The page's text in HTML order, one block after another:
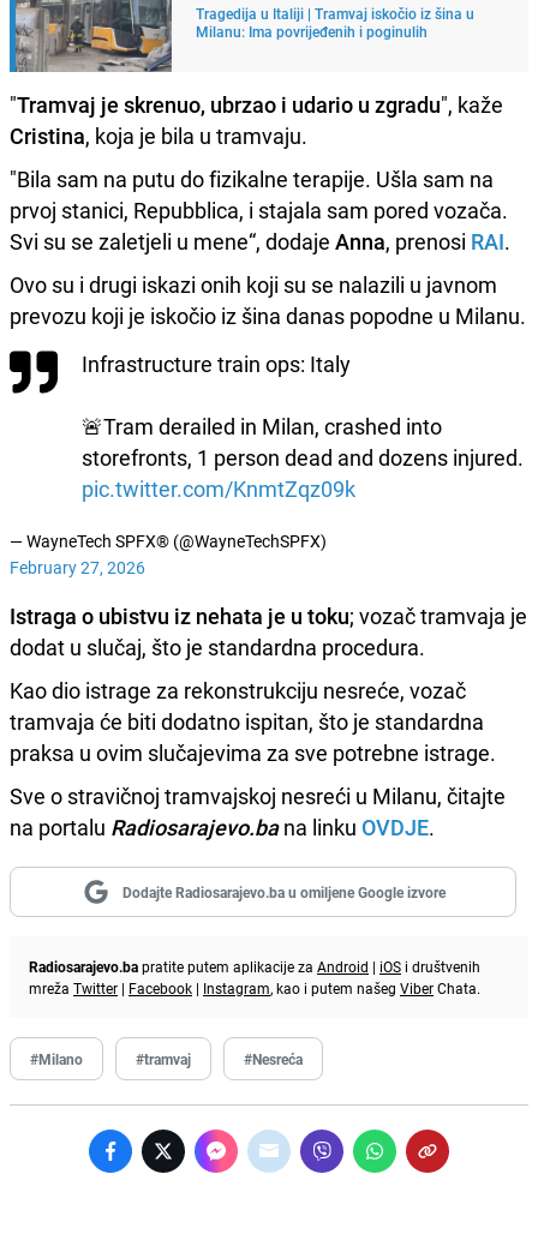
Tragedija u Italiji | Tramvaj iskočio iz šina u
Milanu: Ima povrijeđenih i poginulih
"Tramvaj je skrenuo, ubrzao i udario u zgradu", kaže
Cristina, koja je bila u tramvaju.
"Bila sam na putu do fizikalne terapije. Ušla sam na
prvoj stanici, Repubblica, i stajala sam pored vozača.
Svi su se zaletjeli u mene“, dodaje Anna, prenosi RAI.
Ovo su i drugi iskazi onih koji su se nalazili u javnom
prevozu koji je iskočio iz šina danas popodne u Milanu.
Infrastructure train ops: Italy
🚨Tram derailed in Milan, crashed into
storefronts, 1 person dead and dozens injured.
pic.twitter.com/KnmtZqz09k
— WayneTech SPFX®️ (@WayneTechSPFX)
February 27, 2026
Istraga o ubistvu iz nehata je u toku; vozač tramvaja je
dodat u slučaj, što je standardna procedura.
Kao dio istrage za rekonstrukciju nesreće, vozač
tramvaja će biti dodatno ispitan, što je standardna
praksa u ovim slučajevima za sve potrebne istrage.
Sve o stravičnoj tramvajskoj nesreći u Milanu, čitajte
na portalu Radiosarajevo.bana linku OVDJE.
Dodajte Radiosarajevo.ba u omiljene Google izvore
Radiosarajevo.bapratite putem aplikacije za Android | iOS i društvenih
mreža Twitter | Facebook | Instagram, kao i putem našeg ViberChata.
#Milano #tramvaj #Nesreća